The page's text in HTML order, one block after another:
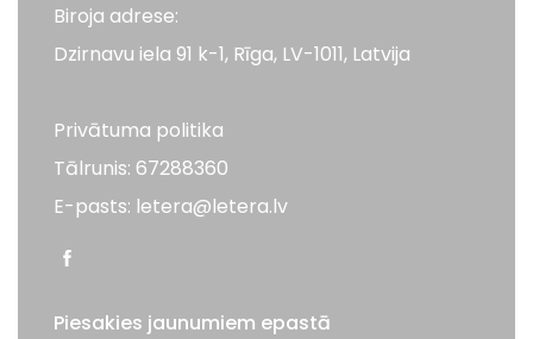
Biroja adrese:
Dzirnavu iela 91 k-1, Rīga, LV-1011, Latvija
Privātuma politika
Tālrunis: 67288360
E-pasts: letera@letera.lv
Piesakies jaunumiem epastā